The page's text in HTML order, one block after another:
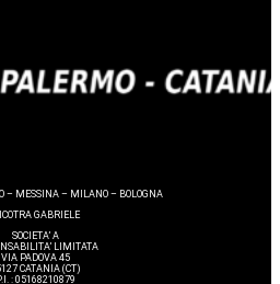
– MESSINA – MILANO – BOLOGNA
GABRIELE
SOCIETA’ A
LIMITATA
VIA PADOVA 45
CATANIA (CT)
: 05168210879